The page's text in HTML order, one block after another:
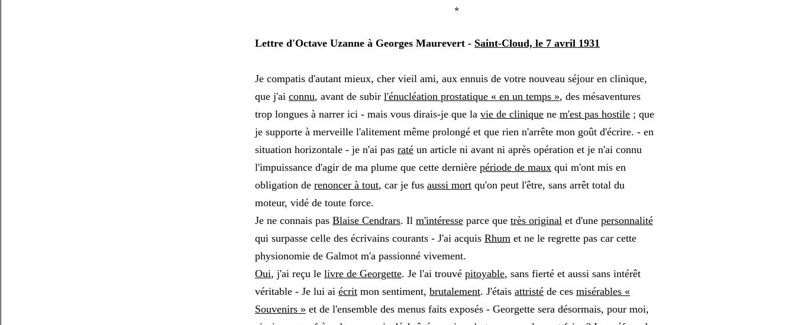
*
Lettre d'Octave Uzanne à Georges Maurevert - Saint-Cloud, le 7 avril 1931
Je compatis d'autant mieux, cher vieil ami, aux ennuis de votre nouveau séjour en clinique,
que j'ai connu, avant de subir l'énucléation prostatique « en un temps », des mésaventures
trop longues à narrer ici - mais vous dirais-je que la vie de clinique ne m'est pas hostile ; que
je supporte à merveille l'alitement même prolongé et que rien n'arrête mon goût d'écrire. - en
situation horizontale - je n'ai pas raté un article ni avant ni après opération et je n'ai connu
l'impuissance d'agir de ma plume que cette dernière période de maux qui m'ont mis en
obligation de renoncer à tout, car je fus aussi mort qu'on peut l'être, sans arrêt total du
moteur, vidé de toute force.
Je ne connais pas Blaise Cendrars. Il m'intéresse parce que très original et d'une personnalité
qui surpasse celle des écrivains courants - J'ai acquis Rhum et ne le regrette pas car cette
physionomie de Galmot m'a passionné vivement.
Oui, j'ai reçu le livre de Georgette. Je l'ai trouvé pitoyable, sans fierté et aussi sans intérêt
véritable - Je lui ai écrit mon sentiment, brutalement. J'étais attristé de ces misérables «
Souvenirs » et de l'ensemble des menus faits exposés - Georgette sera désormais, pour moi,